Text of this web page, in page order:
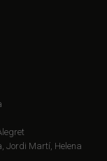
Jordi Martí, Helena